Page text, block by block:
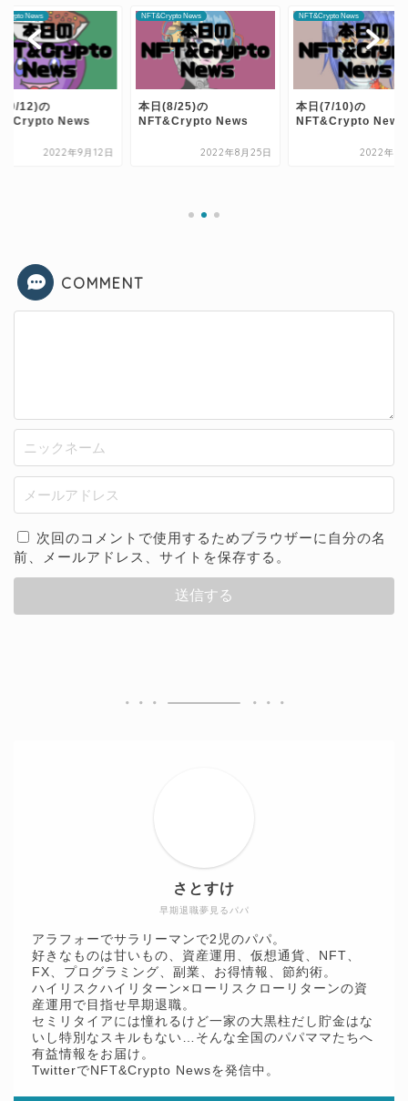
News
(9/12)の
News
2022年9月12日
NFT&Crypto News
本日(8/25)の
NFT&Crypto News
2022年8月25日
NFT&Crypto News
本日(7/10)の
NFT&Crypto News
2022年7
COMMENT
次回のコメントで使用するためブラウザーに自分の名
前、メールアドレス、サイトを保存する。
早期退職夢見るパパ
さとすけ
アラフォーでサラリーマンで2児のパパ。
好きなものは甘いもの、資産運用、仮想通貨、NFT、
FX、プログラミング、副業、お得情報、節約術。
ハイリスクハイリターン×ローリスクローリターンの資
産運用で目指せ早期退職。
セミリタイアには憧れるけど一家の大黒柱だし貯金はな
いし特別なスキルもない…そんな全国のパパママたちへ
有益情報をお届け。
TwitterでNFT&Crypto Newsを発信中。